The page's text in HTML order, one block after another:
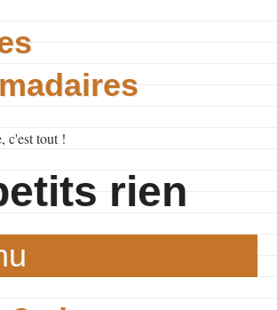
c'est tout !
rien